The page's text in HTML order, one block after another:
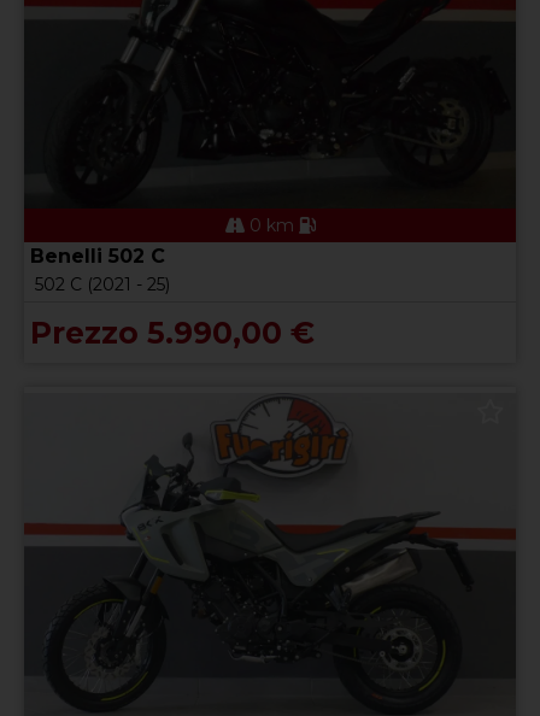
0 km
Benelli 502 C
502 C (2021 - 25)
Prezzo 5.990,00 €